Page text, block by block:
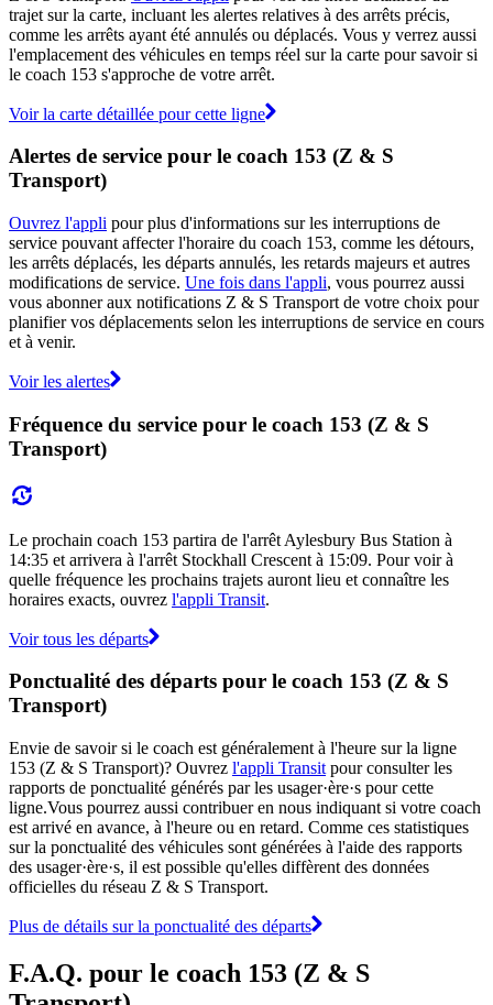
trajet sur la carte, incluant les alertes relatives à des arrêts précis,
comme les arrêts ayant été annulés ou déplacés. Vous y verrez aussi
l'emplacement des véhicules en temps réel sur la carte pour savoir si
le coach 153 s'approche de votre arrêt.
Voir la carte détaillée pour cette ligne
Alertes de service pour le coach 153 (Z & S
Transport)
Ouvrez l'appli pour plus d'informations sur les interruptions de
service pouvant affecter l'horaire du coach 153, comme les détours,
les arrêts déplacés, les départs annulés, les retards majeurs et autres
modifications de service. Une fois dans l'appli, vous pourrez aussi
vous abonner aux notifications Z & S Transport de votre choix pour
planifier vos déplacements selon les interruptions de service en cours
et à venir.
Voir les alertes
Fréquence du service pour le coach 153 (Z & S
Transport)
Le prochain coach 153 partira de l'arrêt Aylesbury Bus Station à
14:35 et arrivera à l'arrêt Stockhall Crescent à 15:09. Pour voir à
quelle fréquence les prochains trajets auront lieu et connaître les
horaires exacts, ouvrez l'appli Transit.
Voir tous les départs
Ponctualité des départs pour le coach 153 (Z & S
Transport)
Envie de savoir si le coach est généralement à l'heure sur la ligne
153 (Z & S Transport)? Ouvrez l'appli Transit pour consulter les
rapports de ponctualité générés par les usager·ère·s pour cette
ligne.Vous pourrez aussi contribuer en nous indiquant si votre coach
est arrivé en avance, à l'heure ou en retard. Comme ces statistiques
sur la ponctualité des véhicules sont générées à l'aide des rapports
des usager·ère·s, il est possible qu'elles diffèrent des données
officielles du réseau Z & S Transport.
Plus de détails sur la ponctualité des départs
F.A.Q. pour le coach 153 (Z & S